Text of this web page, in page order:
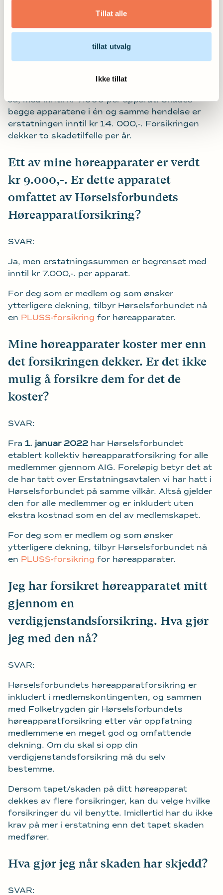
Tillat alle
tillat utvalg
Ikke tillat
Jeg eier to høreapparater. Er begge
apparatene dekket av
høreapparatforsikringen?
Ja, med inntil kr 7.000 per apparat. Skades
begge apparatene i én og samme hendelse er
erstatningen inntil kr 14. 000,-. Forsikringen
dekker to skadetilfelle per år.
Ett av mine høreapparater er verdt
kr 9.000,-. Er dette apparatet
omfattet av Hørselsforbundets
Høreapparatforsikring?
SVAR:
Ja, men erstatningssummen er begrenset med
inntil kr 7.000,-. per apparat.
For deg som er medlem og som ønsker
ytterligere dekning, tilbyr Hørselsforbundet nå
en PLUSS-forsikring for høreapparater.
Mine høreapparater koster mer enn
det forsikringen dekker. Er det ikke
mulig å forsikre dem for det de
koster?
SVAR:
Fra 1. januar 2022 har Hørselsforbundet
etablert kollektiv høreapparatforsikring for alle
medlemmer gjennom AIG. Foreløpig betyr det at
de har tatt over Erstatningsavtalen vi har hatt i
Hørselsforbundet på samme vilkår. Altså gjelder
den for alle medlemmer og er inkludert uten
ekstra kostnad som en del av medlemskapet.
For deg som er medlem og som ønsker
ytterligere dekning, tilbyr Hørselsforbundet nå
en PLUSS-forsikring for høreapparater.
Jeg har forsikret høreapparatet mitt
gjennom en
verdigjenstandsforsikring. Hva gjør
jeg med den nå?
SVAR:
Hørselsforbundets høreapparatforsikring er
inkludert i medlemskontingenten, og sammen
med Folketrygden gir Hørselsforbundets
høreapparatforsikring etter vår oppfatning
medlemmene en meget god og omfattende
dekning. Om du skal si opp din
verdigjenstandsforsikring må du selv
bestemme.
Dersom tapet/skaden på ditt høreapparat
dekkes av flere forsikringer, kan du velge hvilke
forsikringer du vil benytte. Imidlertid har du ikke
krav på mer i erstatning enn det tapet skaden
medfører.
Hva gjør jeg når skaden har skjedd?
SVAR: